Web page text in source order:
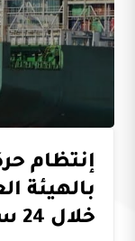
إنتظام
بالهيئة
خلال 24 ساعة